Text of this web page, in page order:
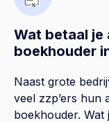
Wat betaal je
boekhouder
Naast grote
veel zzp’ers hun
boekhouder.